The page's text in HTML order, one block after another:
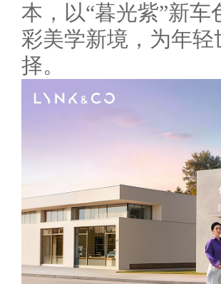
本，以“暮光紫”新
彩美学新境，为年
择。